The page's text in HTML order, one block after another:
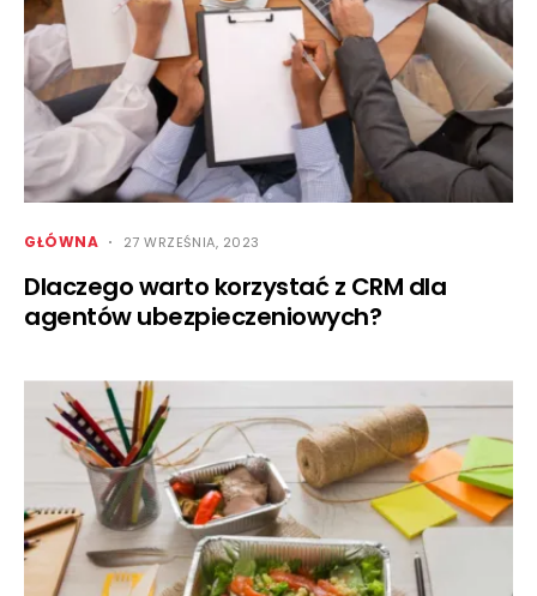
GŁÓWNA 27 WRZEŚNIA, 2023
Dlaczego warto korzystać z CRM dla
agentów ubezpieczeniowych?